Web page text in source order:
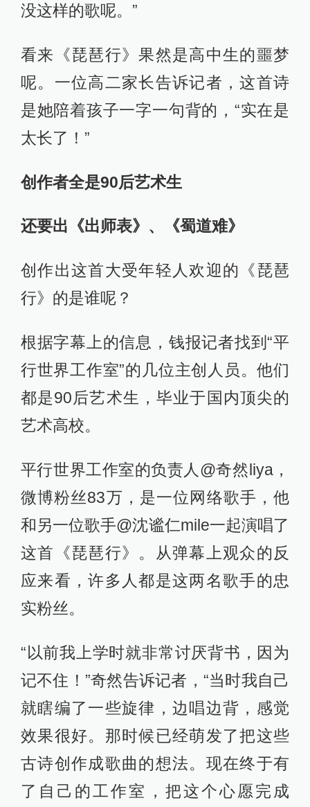
没这样的歌呢。”
看来《琵琶行》果然是高中生的噩梦
呢。一位高二家长告诉记者，这首诗
是她陪着孩子一字一句背的，“实在是
太长了！”
创作者全是90后艺术生
还要出《出师表》、《蜀道难》
创作出这首大受年轻人欢迎的《琵琶
行》的是谁呢？
根据字幕上的信息，钱报记者找到“平
行世界工作室”的几位主创人员。他们
都是90后艺术生，毕业于国内顶尖的
艺术高校。
平行世界工作室的负责人@奇然liya，
微博粉丝83万，是一位网络歌手，他
和另一位歌手@沈谧仁mile一起演唱了
这首《琵琶行》。从弹幕上观众的反
应来看，许多人都是这两名歌手的忠
实粉丝。
“以前我上学时就非常讨厌背书，因为
记不住！”奇然告诉记者，“当时我自己
就瞎编了一些旋律，边唱边背，感觉
效果很好。那时候已经萌发了把这些
古诗创作成歌曲的想法。现在终于有
了自己的工作室，把这个心愿完成